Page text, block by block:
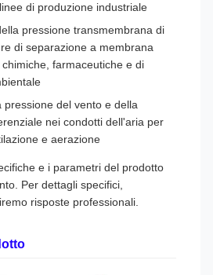
di produzione industriale
pressione transmembrana di
di separazione a membrana
farmaceutiche e di
pressione del vento e della
nei condotti dell'aria per
e aerazione
e i parametri del prodotto
Per dettagli specifici,
risposte professionali.